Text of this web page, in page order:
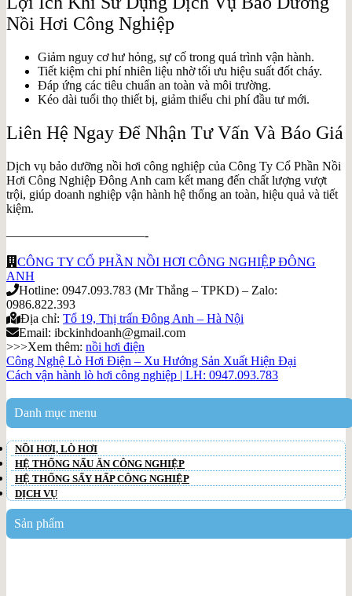
Nồi Hơi Công Nghiệp
Giảm nguy cơ hư hỏng, sự cố trong quá trình vận hành.
Tiết kiệm chi phí nhiên liệu nhờ tối ưu hiệu suất đốt cháy.
Đáp ứng các tiêu chuẩn an toàn và môi trường.
Kéo dài tuổi thọ thiết bị, giảm thiểu chi phí đầu tư mới.
Liên Hệ Ngay Để Nhận Tư Vấn Và Báo Giá
Dịch vụ bảo dưỡng nồi hơi công nghiệp của Công Ty Cổ Phần Nồi
Hơi Công Nghiệp Đông Anh cam kết mang đến chất lượng vượt
trội, giúp doanh nghiệp vận hành hệ thống an toàn, hiệu quả và tiết
kiệm.
———————————-
CÔNG TY CỔ PHẦN NỒI HƠI CÔNG NGHIỆP ĐÔNG
ANH
Hotline: 0947.093.783 (Mr Thắng – TPKD) – Zalo:
0986.822.393
Địa chỉ: Tổ 19, Thị trấn Đông Anh – Hà Nội
Email: ibckinhdoanh@gmail.com
>>>Xem thêm: nồi hơi điện
Công Nghệ Lò Hơi Điện – Xu Hướng Sản Xuất Hiện Đại
Cách vận hành lò hơi công nghiệp | LH: 0947.093.783
Danh mục menu
NỒI HƠI, LÒ HƠI
HỆ THỐNG NẤU ĂN CÔNG NGHIỆP
HỆ THỐNG SẤY HẤP CÔNG NGHIỆP
DỊCH VỤ
Sản phẩm